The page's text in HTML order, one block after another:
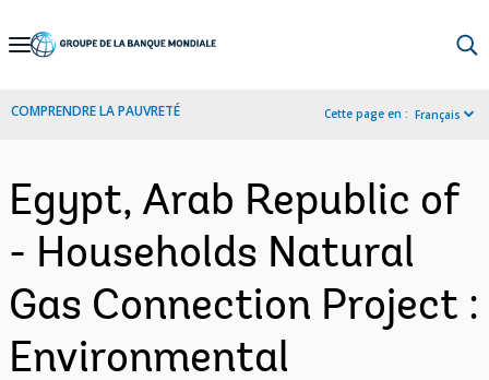
Skip
Navigation
COMPRENDRE LA PAUVRETÉ Cette page en : Français
Egypt, Arab Republic of
- Households Natural
Gas Connection Project :
Environmental